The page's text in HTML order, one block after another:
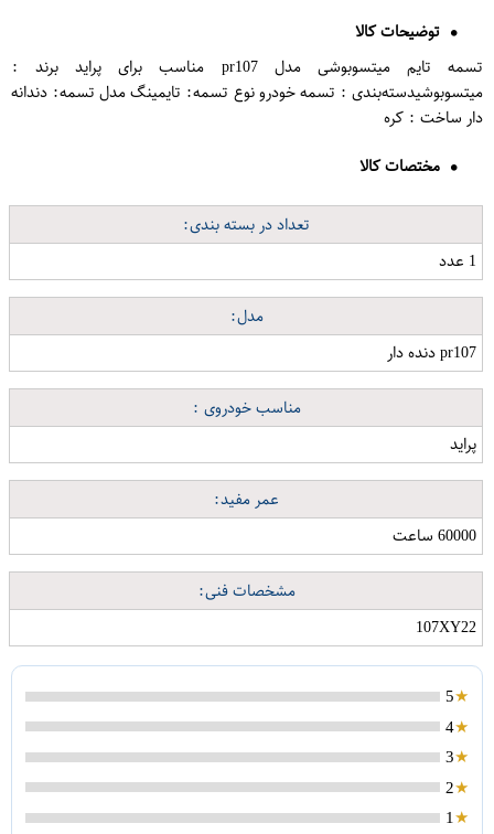
توضیحات کالا
تسمه تایم میتسوبوشی مدل pr107 مناسب برای پراید برند :
میتسوبوشیدسته‌بندی : تسمه خودرو نوع تسمه: تایمینگ مدل تسمه: دندانه
دار ساخت : کره
مختصات کالا
تعداد در بسته بندی:
1 عدد
مدل:
pr107 دنده دار
مناسب خودروی :
پراید
عمر مفید:
60000 ساعت
مشخصات فنی:
107XY22
5
4
3
2
1